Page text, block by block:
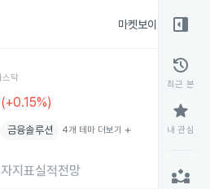
마켓보이스
스닥
금융솔루션 4개 테마 더보기 add
지표실적전망
right_panel_open
history
최근 본
star
내 관심
partner_exchange